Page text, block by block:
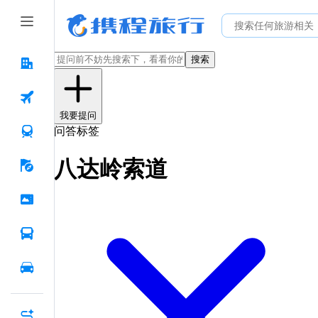
搜索
我要提问
问答标签
八达岭索道